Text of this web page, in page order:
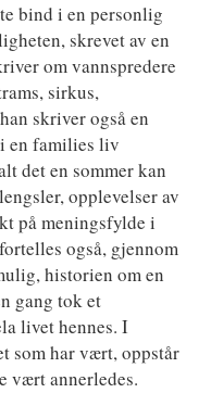
bind i en personlig
skrevet av en
om vannspredere
sirkus,
skriver også en
en families liv
det en sommer kan
opplevelser av
på meningsfylde i
også, gjennom
historien om en
gang tok et
livet hennes. I
som har vært, oppstår
vært annerledes.